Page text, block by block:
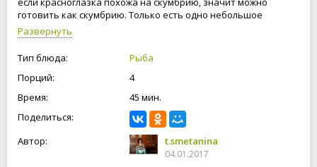
готовить как скумбрию. Только есть одно небольшое
отличие, у скумбрии нет чешуи. Не беда! Чешуйки мы
вообще чистить не будем. Готовим будем вместе с чешуей.
Сделаем начинку с овощей и отправим в духовку
запекаться. Приступим!
Развернуть
Тип блюда:
Рыба
Порций:
4
Время:
45 мин.
Поделиться:
Автор:
t.smetanina
04.01.2017